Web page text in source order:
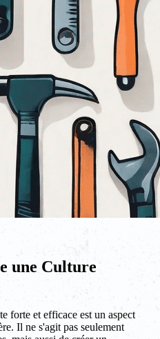
une Culture
forte et efficace est un aspect
Il ne s'agit pas seulement